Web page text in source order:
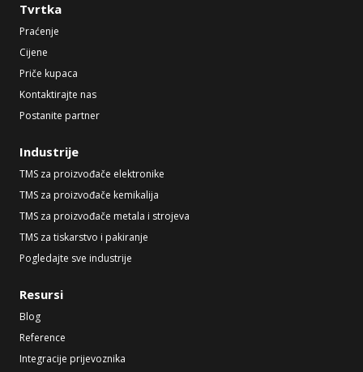
Tvrtka
Praćenje
Cijene
Priče kupaca
Kontaktirajte nas
Postanite partner
Industrije
TMS za proizvođače elektronike
TMS za proizvođače kemikalija
TMS za proizvođače metala i strojeva
TMS za tiskarstvo i pakiranje
Pogledajte sve industrije
Resursi
Blog
Reference
Integracije prijevoznika